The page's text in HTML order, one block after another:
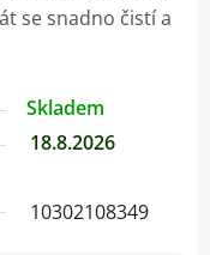
se snadno čistí a
Skladem
18.8.2026
10302108349